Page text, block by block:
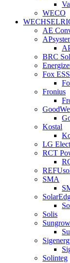
WECO
AE
BRC
Fox ESS
Fronius
GoodWe
Kostal
LG
RCT
SMA
Solis
Sungrow
Solinteg